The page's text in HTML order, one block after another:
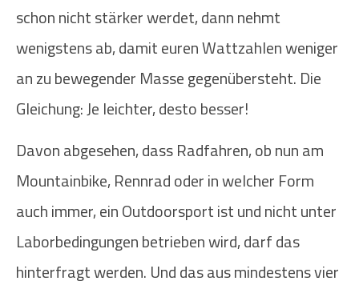
schon nicht stärker werdet, dann nehmt
wenigstens ab, damit euren Wattzahlen weniger
an zu bewegender Masse gegenübersteht. Die
Gleichung: Je leichter, desto besser!
Davon abgesehen, dass Radfahren, ob nun am
Mountainbike, Rennrad oder in welcher Form
auch immer, ein Outdoorsport ist und nicht unter
Laborbedingungen betrieben wird, darf das
hinterfragt werden. Und das aus mindestens vier